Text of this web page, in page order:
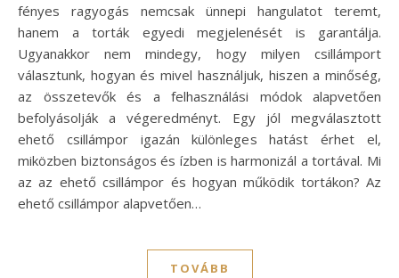
fényes ragyogás nemcsak ünnepi hangulatot teremt,
hanem a torták egyedi megjelenését is garantálja.
Ugyanakkor nem mindegy, hogy milyen csillámport
választunk, hogyan és mivel használjuk, hiszen a minőség,
az összetevők és a felhasználási módok alapvetően
befolyásolják a végeredményt. Egy jól megválasztott
ehető csillámpor igazán különleges hatást érhet el,
miközben biztonságos és ízben is harmonizál a tortával. Mi
az az ehető csillámpor és hogyan működik tortákon? Az
ehető csillámpor alapvetően…
TOVÁBB